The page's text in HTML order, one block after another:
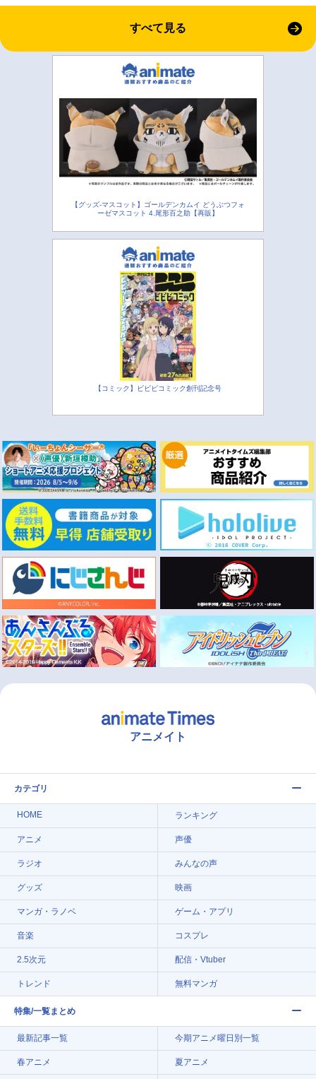
すべて見る
【グッズ-マスコット】ゴールデンカムイ どうぶつフォ
ーゼマスコット 4.尾形百之助【再販】
【コミック】ビビビコミック創刊記念号
アニメイト
カテゴリ
HOME ランキング
アニメ 声優
ラジオ みんなの声
グッズ 映画
マンガ・ラノベ ゲーム・アプリ
音楽 コスプレ
2.5次元 配信・Vtuber
トレンド 無料マンガ
特集/一覧まとめ
最新記事一覧 今期アニメ曜日別一覧
春アニメ 夏アニメ